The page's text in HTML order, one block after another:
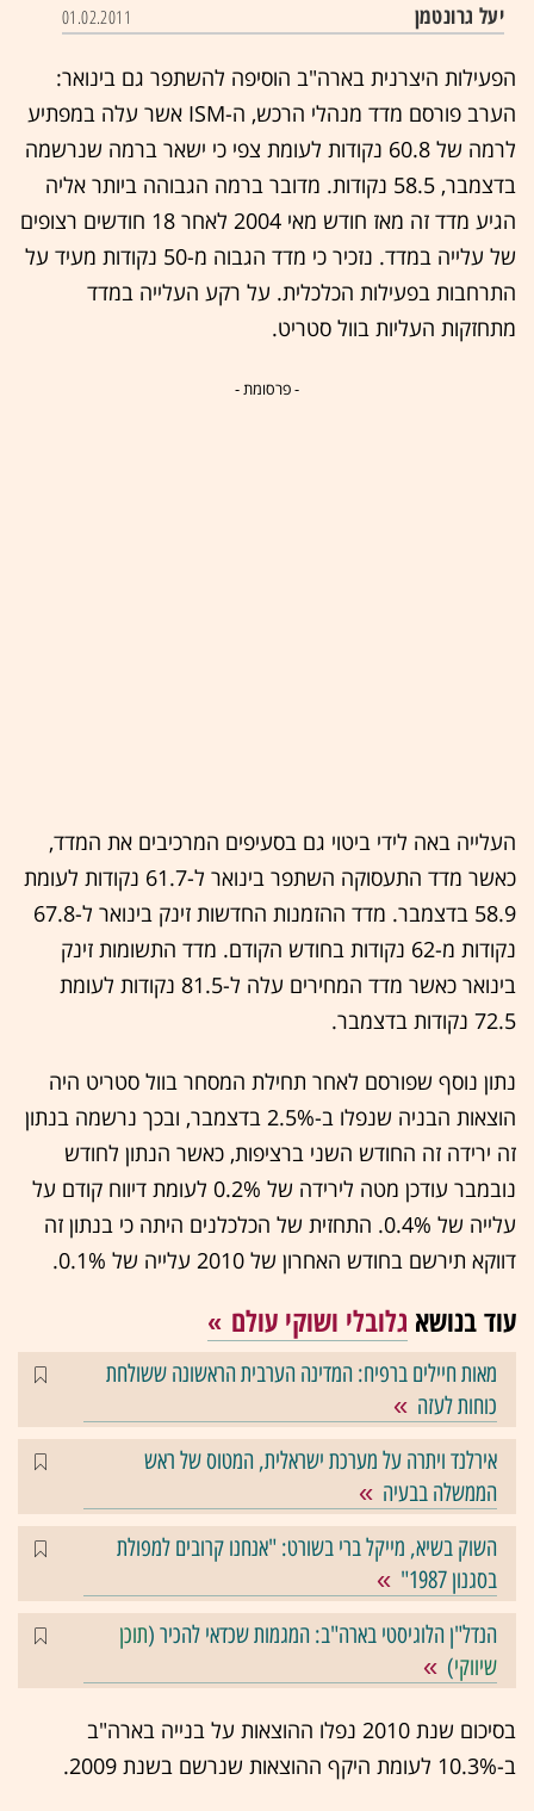
יעל גרונטמן 01.02.2011
הפעילות היצרנית בארה"ב הוסיפה להשתפר גם בינואר:
הערב פורסם מדד מנהלי הרכש, ה-ISM אשר עלה במפתיע
לרמה של 60.8 נקודות לעומת צפי כי ישאר ברמה שנרשמה
בדצמבר, 58.5 נקודות. מדובר ברמה הגבוהה ביותר אליה
הגיע מדד זה מאז חודש מאי 2004 לאחר 18 חודשים רצופים
של עלייה במדד. נזכיר כי מדד הגבוה מ-50 נקודות מעיד על
התרחבות בפעילות הכלכלית. על רקע העלייה במדד
מתחזקות העליות בוול סטריט.
- פרסומת -
העלייה באה לידי ביטוי גם בסעיפים המרכיבים את המדד,
כאשר מדד התעסוקה השתפר בינואר ל-61.7 נקודות לעומת
58.9 בדצמבר. מדד ההזמנות החדשות זינק בינואר ל-67.8
נקודות מ-62 נקודות בחודש הקודם. מדד התשומות זינק
בינואר כאשר מדד המחירים עלה ל-81.5 נקודות לעומת
72.5 נקודות בדצמבר.
נתון נוסף שפורסם לאחר תחילת המסחר בוול סטריט היה
הוצאות הבניה שנפלו ב-2.5% בדצמבר, ובכך נרשמה בנתון
זה ירידה זה החודש השני ברציפות, כאשר הנתון לחודש
נובמבר עודכן מטה לירידה של 0.2% לעומת דיווח קודם על
עלייה של 0.4%. התחזית של הכלכלנים היתה כי בנתון זה
דווקא תירשם בחודש האחרון של 2010 עלייה של 0.1%.
עוד בנושא גלובלי ושוקי עולם
מאות חיילים ברפיח: המדינה הערבית הראשונה ששולחת
כוחות לעזה
אירלנד ויתרה על מערכת ישראלית, המטוס של ראש
הממשלה בבעיה
השוק בשיא, מייקל ברי בשורט: "אנחנו קרובים למפולת
בסגנון 1987"
הנדל"ן הלוגיסטי בארה"ב: המגמות שכדאי להכיר (תוכן
שיווקי)
בסיכום שנת 2010 נפלו ההוצאות על בנייה בארה"ב
ב-10.3% לעומת היקף ההוצאות שנרשם בשנת 2009.